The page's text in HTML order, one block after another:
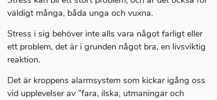
väldigt många, båda unga och vuxna.
Stress i sig behöver inte alls vara något farligt eller
ett problem, det är i grunden något bra, en livsviktig
reaktion.
Det är kroppens alarmsystem som kickar igång oss
vid upplevelser av ”fara, ilska, utmaningar och